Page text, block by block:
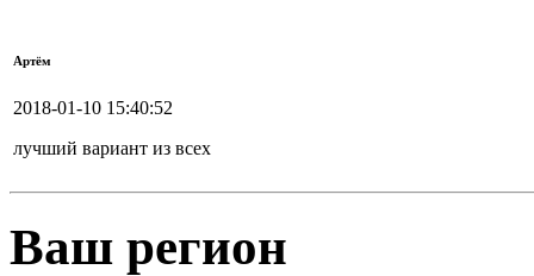
Артём
2018-01-10 15:40:52
лучший вариант из всех
Ваш регион